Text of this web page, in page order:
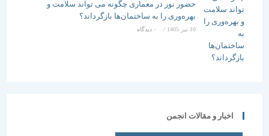
حضور نور در معماری چگونه می تواند سلامت و
بهره‌وری را به ساختمان‌ها بازگرداند؟
/ ۰ دیدگاه
اخبار و مقالات انجمن